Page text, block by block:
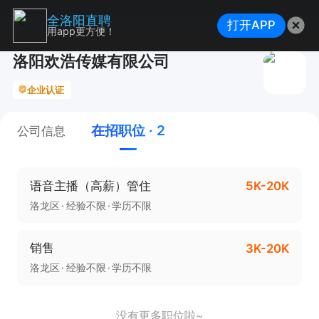
洛阳欢浩传媒有限公司
企业认证
公司信息 在招职位 · 2
语音主播（高薪）管住 5K-20K
洛龙区 经验不限 学历不限
销售 3K-20K
洛龙区 经验不限 学历不限
没有更多职位啦~
全洛阳直聘
用app更方便！ 打开APP